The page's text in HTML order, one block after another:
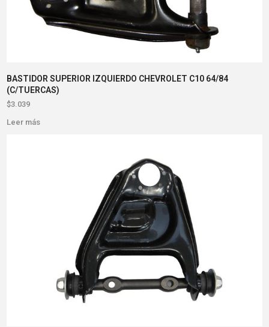
BASTIDOR SUPERIOR IZQUIERDO CHEVROLET C10 64/84
(C/TUERCAS)
$3.039
Leer más